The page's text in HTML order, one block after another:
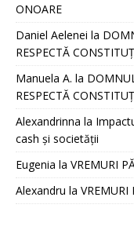
ONOARE
Daniel Aelenei la
RESPECTĂ
Manuela A. la
RESPECTĂ
Alexandrinna la
cash și societății
Eugenia la VREMURI
Alexandru la VREMURI